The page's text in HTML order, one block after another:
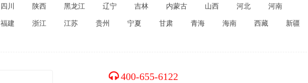
四川 陕西 黑龙江 辽宁 吉林 内蒙古 山西 河北 河南
福建 浙江 江苏 贵州 宁夏 甘肃 青海 海南 西藏 新疆
400-655-6122